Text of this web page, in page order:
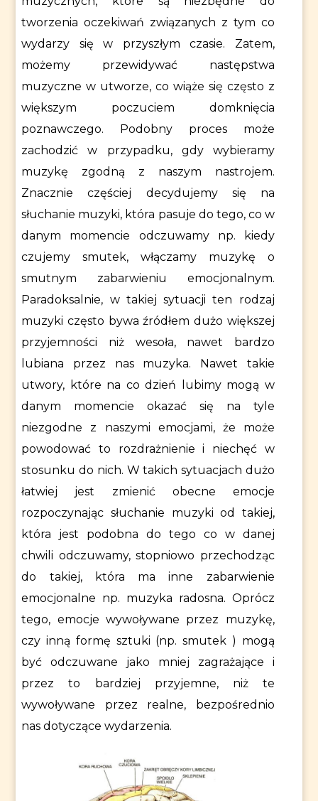
tworzenia oczekiwań związanych z tym co
wydarzy się w przyszłym czasie. Zatem,
możemy przewidywać następstwa
muzyczne w utworze, co wiąże się często z
większym poczuciem domknięcia
poznawczego. Podobny proces może
zachodzić w przypadku, gdy wybieramy
muzykę zgodną z naszym nastrojem.
Znacznie częściej decydujemy się na
słuchanie muzyki, która pasuje do tego, co w
danym momencie odczuwamy np. kiedy
czujemy smutek, włączamy muzykę o
smutnym zabarwieniu emocjonalnym.
Paradoksalnie, w takiej sytuacji ten rodzaj
muzyki często bywa źródłem dużo większej
przyjemności niż wesoła, nawet bardzo
lubiana przez nas muzyka. Nawet takie
utwory, które na co dzień lubimy mogą w
danym momencie okazać się na tyle
niezgodne z naszymi emocjami, że może
powodować to rozdrażnienie i niechęć w
stosunku do nich. W takich sytuacjach dużo
łatwiej jest zmienić obecne emocje
rozpoczynając słuchanie muzyki od takiej,
która jest podobna do tego co w danej
chwili odczuwamy, stopniowo przechodząc
do takiej, która ma inne zabarwienie
emocjonalne np. muzyka radosna. Oprócz
tego, emocje wywoływane przez muzykę,
czy inną formę sztuki (np. smutek ) mogą
być odczuwane jako mniej zagrażające i
przez to bardziej przyjemne, niż te
wywoływane przez realne, bezpośrednio
nas dotyczące wydarzenia.